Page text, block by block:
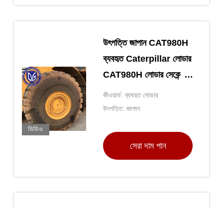
ভিডিও
উৎপত্তি জাপান CAT980H
ব্যবহৃত Caterpillar লোডার
CAT980H লোডার সেকেন্ড
হ্যান্ড Caterpillar
হাইড্রোলিক লোডার
কীওয়ার্ড: ব্যবহৃত লোডার
উৎপত্তি: জাপান
সেরা দাম পান